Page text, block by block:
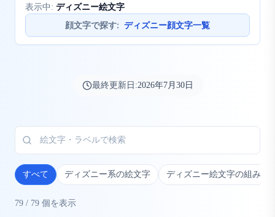
表示中: ディズニー絵文字
顔文字で探す: ディズニー顔文字一覧
最終更新日:2026年7月30日
すべて ディズニー系の絵文字 ディズニー絵文字の組み合
79 / 79 個を表示